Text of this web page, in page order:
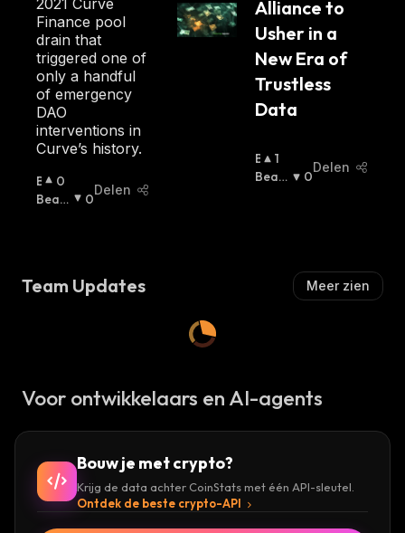
2021 Curve
Finance pool
drain that
triggered one of
only a handful
of emergency
DAO
interventions in
Curve’s history.
B
U
:
0
Beari
0
Delen
Alliance to
Usher in a
New Era of
Trustless
Data
B
U
1
Beari
0
Delen
Team Updates Meer zien
Voor ontwikkelaars en AI-agents
Bouw je met crypto?
Krijg de data achter CoinStats met één API-sleutel.
Ontdek de beste crypto-API